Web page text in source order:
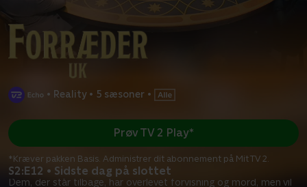
• Reality • 5 sæsoner •
S2:E12 • Sidste dag på slottet
Dem, der står tilbage, har overlevet forvisning og mord, men vil
Prøv TV 2 Play*
*Kræver pakken Basis. Administrer dit abonnement på Mit TV 2.